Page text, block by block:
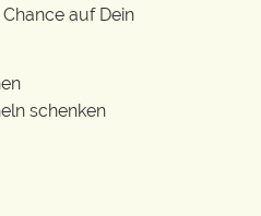
auf Dein
schenken